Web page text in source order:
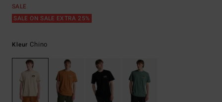
SALE
SALE ON SALE EXTRA 25%
Kleur Chino